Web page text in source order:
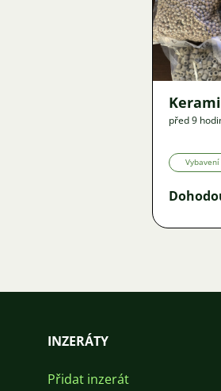
před 9
Vybavení
INZERÁTY
Přidat inzerát